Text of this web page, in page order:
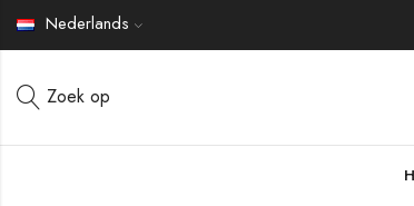
Nederlands
Zoek op